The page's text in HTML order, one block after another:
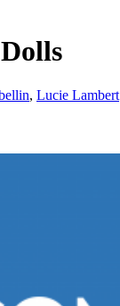
, Lucie Lambert